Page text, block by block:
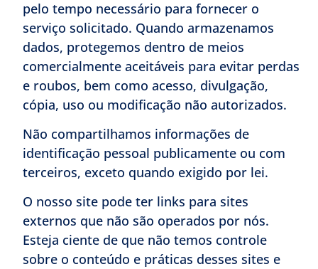
pelo tempo necessário para fornecer o
serviço solicitado. Quando armazenamos
dados, protegemos dentro de meios
comercialmente aceitáveis ​​para evitar perdas
e roubos, bem como acesso, divulgação,
cópia, uso ou modificação não autorizados.
Não compartilhamos informações de
identificação pessoal publicamente ou com
terceiros, exceto quando exigido por lei.
O nosso site pode ter links para sites
externos que não são operados por nós.
Esteja ciente de que não temos controle
sobre o conteúdo e práticas desses sites e